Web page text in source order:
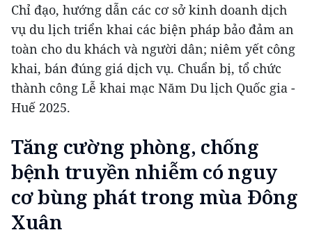
Chỉ đạo, hướng dẫn các cơ sở kinh doanh dịch
vụ du lịch triển khai các biện pháp bảo đảm an
toàn cho du khách và người dân; niêm yết công
khai, bán đúng giá dịch vụ. Chuẩn bị, tổ chức
thành công Lễ khai mạc Năm Du lịch Quốc gia -
Huế 2025.
Tăng cường phòng, chống
bệnh truyền nhiễm có nguy
cơ bùng phát trong mùa Đông
Xuân